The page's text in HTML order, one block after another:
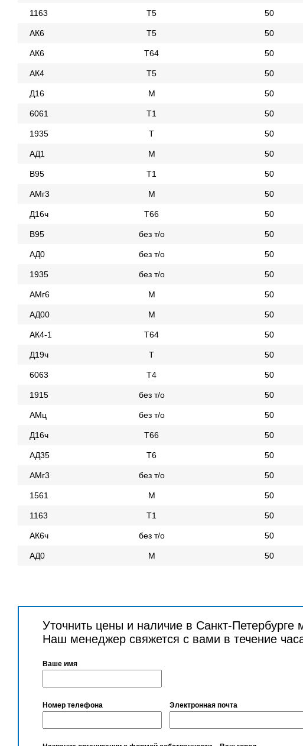
1163 Т5 50
АК6 Т5 50
АК6 Т64 50
АК4 Т5 50
Д16 М 50
6061 Т1 50
1935 Т 50
АД1 М 50
В95 Т1 50
АМг3 М 50
Д16ч Т66 50
В95 без т/о 50
АД0 без т/о 50
1935 без т/о 50
АМг6 М 50
АД00 М 50
АК4-1 Т64 50
Д19ч Т 50
6063 Т4 50
1915 без т/о 50
АМц без т/о 50
Д16ч Т66 50
АД35 Т6 50
АМг3 без т/о 50
1561 М 50
1163 Т1 50
АК6ч без т/о 50
АД0 М 50
Уточнить цены и наличие в Санкт-
Наш менеджер свяжется с вами в течение
Ваше имя
Номер телефона Электронная почта